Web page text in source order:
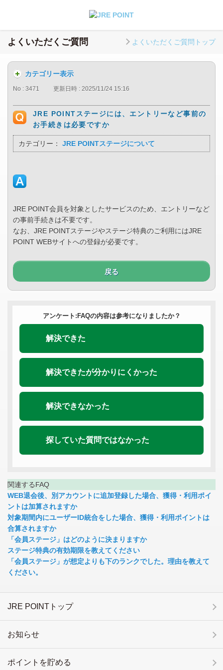
よくいただくご質問 よくいただくご質問トップ
カテゴリー表示
No : 3471 更新日時 : 2025/11/24 15:16
JRE POINTステージには、エントリーなど事前の
お手続きは必要ですか
カテゴリー： JRE POINTステージについて
JRE POINT会員を対象としたサービスのため、エントリーなど
の事前手続きは不要です。
なお、JRE POINTステージやステージ特典のご利用にはJRE
POINT WEBサイトへの登録が必要です。
戻る
アンケート:FAQの内容は参考になりましたか？
解決できた
解決できたが分かりにくかった
解決できなかった
探していた質問ではなかった
関連するFAQ
WEB退会後、別アカウントに追加登録した場合、獲得・利用ポイ
ントは加算されますか
対象期間内にユーザーID統合をした場合、獲得・利用ポイントは
合算されますか
「会員ステージ」はどのように決まりますか
ステージ特典の有効期限を教えてください
「会員ステージ」が想定よりも下のランクでした。理由を教えて
ください。
JRE POINTトップ
お知らせ
ポイントを貯める